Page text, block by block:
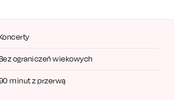
ograniczeń wiekowych
minut z przerwą
kulisy kolejnych utworów, a nad pulsującą
czuwa